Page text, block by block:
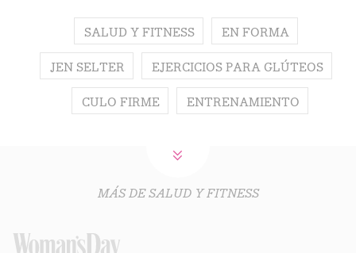
SALUD Y FITNESS EN FORMA
JEN SELTER EJERCICIOS PARA GLÚTEOS
CULO FIRME ENTRENAMIENTO
MÁS DE SALUD Y FITNESS